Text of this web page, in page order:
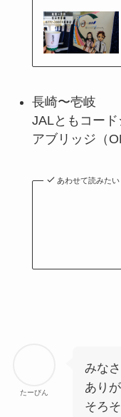
長崎〜壱岐
JALともコー
アブリッジ（
あわせて読みたい
たーびん
みな
あり
そろ